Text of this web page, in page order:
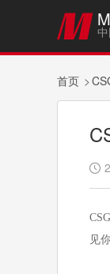

首页

见